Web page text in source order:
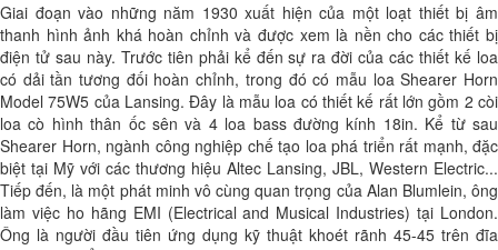
Giai đoạn vào những năm 1930 xuất hiện của một loạt thiết bị âm
thanh hình ảnh khá hoàn chỉnh và được xem là nền cho các thiết bị
điện tử sau này. Trước tiên phải kể đến sự ra đời của các thiết kế loa
có dải tần tương đối hoàn chỉnh, trong đó có mẫu loa Shearer Horn
Model 75W5 của Lansing. Đây là mẫu loa có thiết kế rất lớn gồm 2 còi
loa cò hình thân ốc sên và 4 loa bass đường kính 18in. Kể từ sau
Shearer Horn, ngành công nghiệp chế tạo loa phá triển rất mạnh, đặc
biệt tại Mỹ với các thương hiệu Altec Lansing, JBL, Western Electric...
Tiếp đến, là một phát minh vô cùng quan trọng của Alan Blumlein, ông
làm việc ho hãng EMI (Electrical and Musical Industries) tại London.
Ông là người đầu tiên ứng dụng kỹ thuật khoét rãnh 45-45 trên đĩa